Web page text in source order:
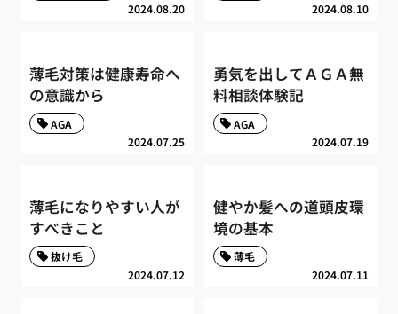
2024.08.20 2024.08.10
薄毛対策は健康寿命へ
の意識から
2024.07.25
AGA
勇気を出してＡＧＡ無
料相談体験記
2024.07.19
AGA
薄毛になりやすい人が
すべきこと
2024.07.12
抜け毛
健やか髪への道頭皮環
境の基本
2024.07.11
薄毛